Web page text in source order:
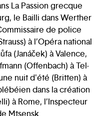
La Passion grecque
le Bailli dans Werther
de police
à l’Opéra national
(Janáček) à Valence,
(Offenbach) à Tel-
nuit d'été (Britten) à
dans la création
à Rome, l’Inspecteur